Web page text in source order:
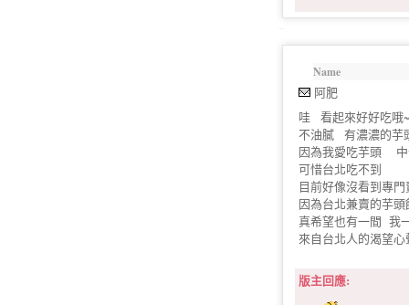
Name
阿肥
哇 看起來好好吃哦
不油膩 有濃濃的芋
因為我愛吃芋頭 中
可惜台北吃不到
目前好像沒看到專
因為台北兼賣的芋
真希望也有一間 我
來自台北人的渴望心
版主回應: